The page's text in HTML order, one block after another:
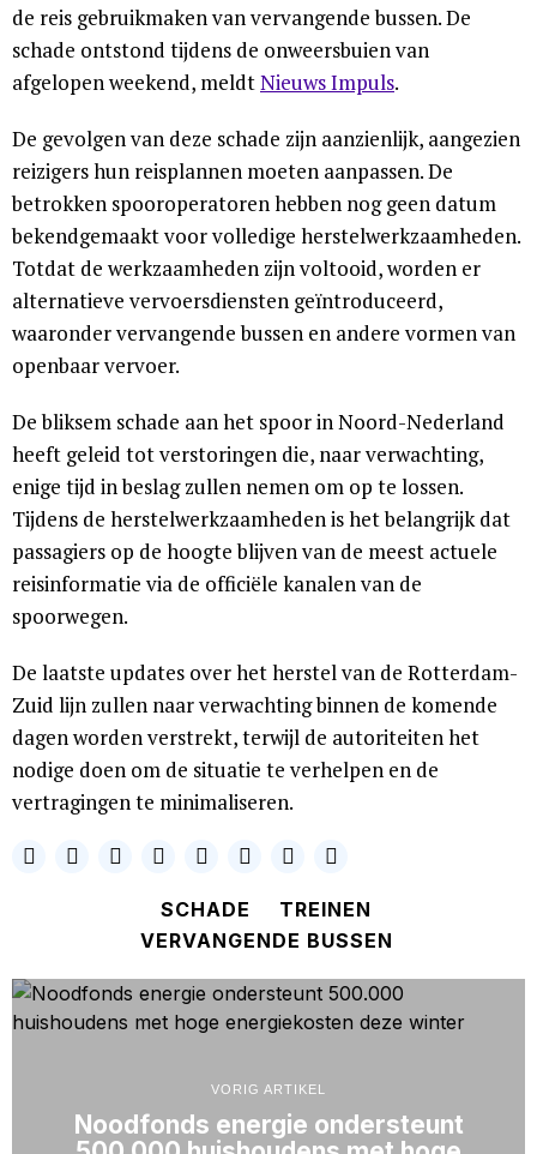
de reis gebruikmaken van vervangende bussen. De
schade ontstond tijdens de onweersbuien van
afgelopen weekend, meldtNieuws Impuls.
De gevolgen van deze schade zijn aanzienlijk, aangezien
reizigers hun reisplannen moeten aanpassen. De
betrokken spooroperatoren hebben nog geen datum
bekendgemaakt voor volledige herstelwerkzaamheden.
Totdat de werkzaamheden zijn voltooid, worden er
alternatieve vervoersdiensten geïntroduceerd,
waaronder vervangende bussen en andere vormen van
openbaar vervoer.
De bliksem schade aan het spoor in Noord-Nederland
heeft geleid tot verstoringen die, naar verwachting,
enige tijd in beslag zullen nemen om op te lossen.
Tijdens de herstelwerkzaamheden is het belangrijk dat
passagiers op de hoogte blijven van de meest actuele
reisinformatie via de officiële kanalen van de
spoorwegen.
De laatste updates over het herstel van de Rotterdam-
Zuid lijn zullen naar verwachting binnen de komende
dagen worden verstrekt, terwijl de autoriteiten het
nodige doen om de situatie te verhelpen en de
vertragingen te minimaliseren.
SCHADE
TREINEN
VERVANGENDE BUSSEN
VORIG ARTIKEL
Noodfonds energie ondersteunt